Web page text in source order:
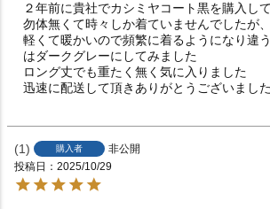
２年前に貴社でカシミヤコート黒を購入し
勿体無くて時々しか着ていませんでしたが
軽くて暖かいので頻繁に着るようになり違
はダークグレーにしてみました
ロング丈でも重たく無く気に入りました
迅速に配送して頂きありがとうございました
1 購入者
非公開
投稿日
2025/10/29